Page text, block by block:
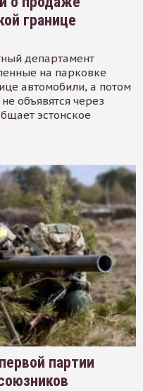
границе
департамент
на парковке
автомобили, а потом
объявятся через
эстонское
партии